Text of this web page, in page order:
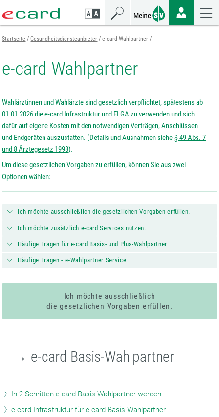
Seiteninhalt
springen
Navigation
springen
Mobilen
Navigation
springen
Startseite Gesundheitsdiensteanbieter e-card Wahlpartner
e-card Wahlpartner
Wahlärztinnen und Wahlärzte sind gesetzlich verpflichtet, spätestens ab
01.01.2026 die e-card Infrastruktur und ELGA zu verwenden und sich
dafür auf eigene Kosten mit den notwendigen Verträgen, Anschlüssen
und Endgeräten auszustatten. (Details und Ausnahmen siehe§ 49 Abs. 7
und 8 Ärztegesetz 1998).
Um diese gesetzlichen Vorgaben zu erfüllen, können Sie aus zwei
Optionen wählen:
Ich möchte ausschließlich die gesetzlichen Vorgaben erfüllen.
Ich möchte zusätzlich e-card Services nutzen.
Häufige Fragen für e-card Basis- und Plus-Wahlpartner
Häufige Fragen - e‑Wahlpartner Service
Ich möchte ausschließlich
die gesetzlichen Vorgaben erfüllen.
→ e-card Basis-Wahlpartner
In 2 Schritten e-card Basis-Wahlpartner werden
e-card Infrastruktur für e-card Basis-Wahlpartner